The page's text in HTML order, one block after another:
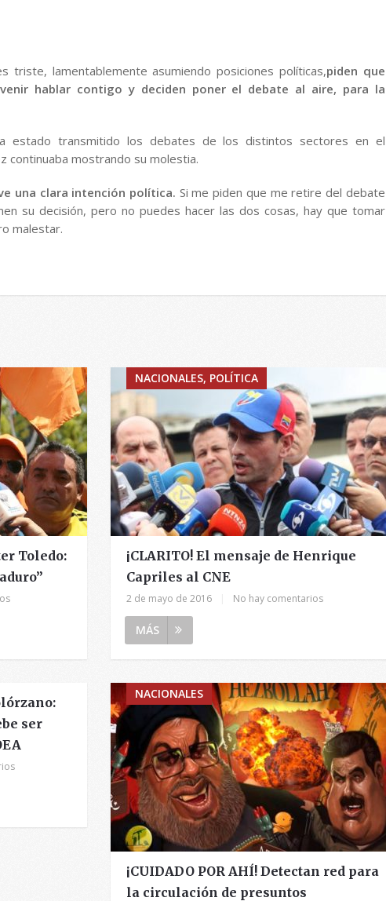
triste, lamentablemente asumiendo posiciones políticas,piden que
hablar contigo y deciden poner el debate al aire, para la
estado transmitido los debates de los distintos sectores en el
continuaba mostrando su molestia.
una clara intención política. Si me piden que me retire del debate
su decisión, pero no puedes hacer las dos cosas, hay que tomar
malestar.
Toledo:
NACIONALES, POLÍTICA
¡CLARITO! El mensaje de Henrique
Capriles al CNE
2 de mayo de 2016 No hay comentarios
MÁS
ser
NACIONALES
¡CUIDADO POR AHÍ! Detectan red para
la circulación de presuntos